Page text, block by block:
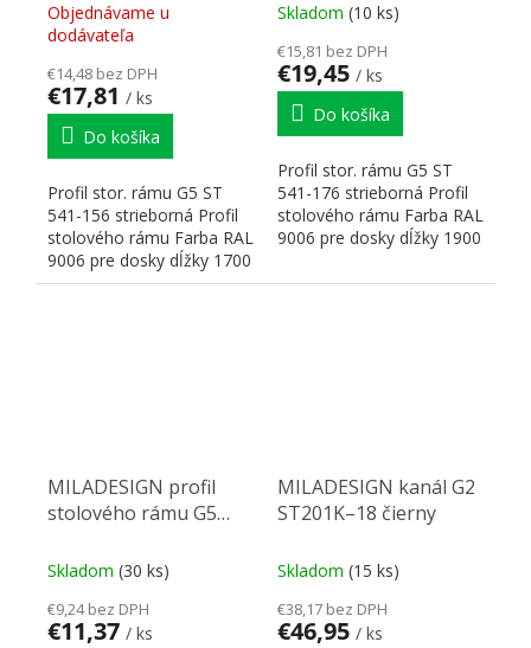
Objednávame u
dodávateľa
€14,48 bez DPH
€17,81 / ks
Do košíka
Profil stor. rámu G5 ST
541-156 strieborná Profil
stolového rámu Farba RAL
9006 pre dosky dĺžky 1700
mm Rozmery:...
Skladom (10 ks)
€15,81 bez DPH
€19,45 / ks
Do košíka
Profil stor. rámu G5 ST
541-176 strieborná Profil
stolového rámu Farba RAL
9006 pre dosky dĺžky 1900
MILADESIGN profil
stolového rámu G5
Skladom (30 ks)
€9,24 bez DPH
€11,37 / ks
MILADESIGN kanál G2
ST201K–18 čierny
Skladom (15 ks)
€38,17 bez DPH
€46,95 / ks